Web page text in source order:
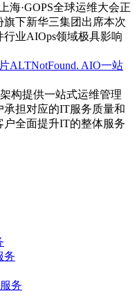
海·GOPS全球运维大会正
下新华三集团出席本次
业AIOps领域极具影响
AIO一站
构提供一站式运维管理
承担对应的IT服务质量和
户全面提升IT的整体服务
务
务